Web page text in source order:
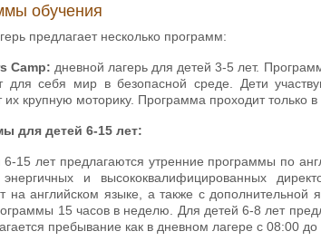
обучения
предлагает несколько программ:
Camp: дневной лагерь для детей 3-5 лет.
для себя мир в безопасной среде. Дети
их крупную моторику. Программа проходит только
для детей 6-15 лет:
6-15 лет предлагаются утренние программы по
и высококвалифицированных
на английском языке, а также с дополнительной
15 часов в неделю. Для детей 6-8 лет
пребывание как в дневном лагере с 08:00